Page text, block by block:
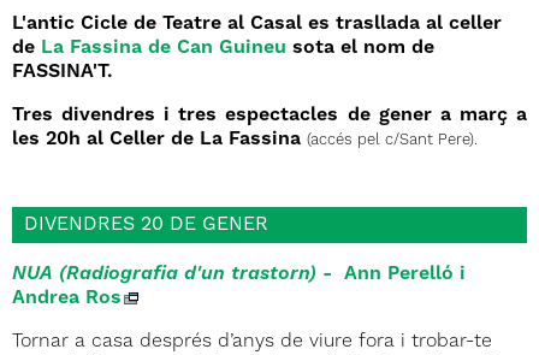
L'antic Cicle de Teatre al Casal es trasllada al celler
de La Fassina de Can Guineu sota el nom de
FASSINA'T.
Tres divendres i tres espectacles de gener a març a
les 20h al Celler de La Fassina (accés pel c/Sant Pere).
DIVENDRES 20 DE GENER
NUA (Radiografia d'un trastorn) - Ann Perelló i
Andrea Ros
Tornar a casa després d’anys de viure fora i trobar-te